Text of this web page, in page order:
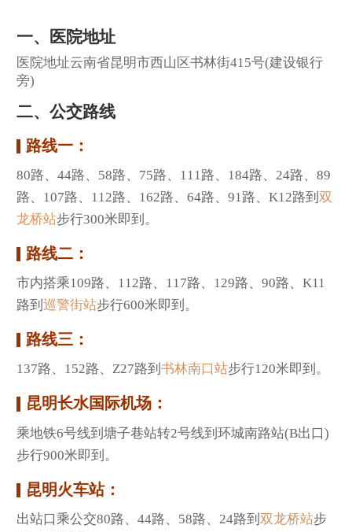
一、医院地址
医院地址云南省昆明市西山区书林街415号(建设银行
旁)
二、公交路线
路线一：
80路、44路、58路、75路、111路、184路、24路、89
路、107路、112路、162路、64路、91路、K12路到 双
龙桥站步行300米即到。
路线二：
市内搭乘109路、112路、117路、129路、90路、K11
路到 巡警街站步行600米即到。
路线三：
137路、152路、Z27路到 书林南口站步行120米即到。
昆明长水国际机场：
乘地铁6号线到塘子巷站转2号线到环城南路站(B出口)
步行900米即到。
昆明火车站：
出站口乘公交80路、44路、58路、24路到 双龙桥站步